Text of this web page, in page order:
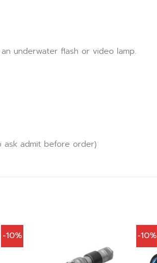
underwater flash or video lamp.
admit before order)
-10% -10%